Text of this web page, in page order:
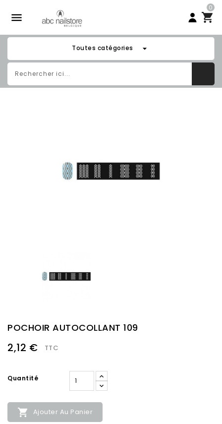

0
Toutes catégories arrow_drop_down
POCHOIR AUTOCOLLANT 109
2,12 € TTC
Quantité
 Ajouter Au Panier